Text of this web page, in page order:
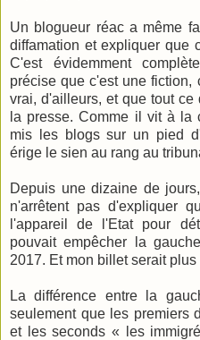
Un blogueur réac a même
diffamation et expliquer que
C'est évidemment
précise que c'est une fiction,
vrai, d'ailleurs, et que tout
la presse. Comme il vit à la
mis les blogs sur un pied
érige le sien au rang au
Depuis une dizaine de
n'arrêtent pas d'expliquer
l'appareil de l'Etat pour
pouvait empêcher la
2017. Et mon billet serait plus
La différence entre la
seulement que les premiers
et les seconds « les